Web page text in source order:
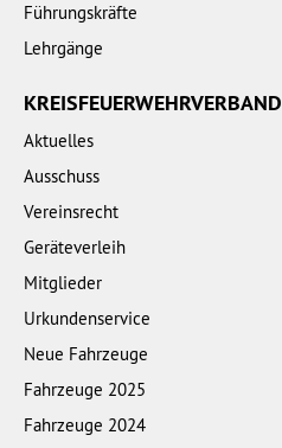
Führungskräfte
Lehrgänge
KREISFEUERWEHRVERBAND
Aktuelles
Ausschuss
Vereinsrecht
Geräteverleih
Mitglieder
Urkundenservice
Neue Fahrzeuge
Fahrzeuge 2025
Fahrzeuge 2024